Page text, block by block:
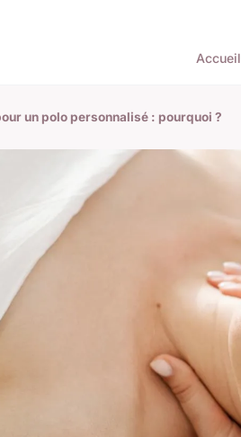
Accueil
un polo personnalisé : pourquoi ?